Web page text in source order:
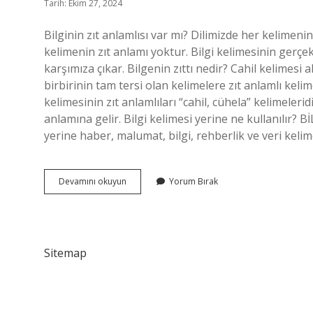
Tarih: Ekim 27, 2024
Bilginin zıt anlamlısı var mı? Dilimizde her
kelimenin zıt anlamı yoktur. Bilgi kelimesinin
karşımıza çıkar. Bilgenin zıttı nedir? Cahil kelimesi
birbirinin tam tersi olan kelimelere zıt anlamlı
kelimesinin zıt anlamlıları “cahil, cühela”
anlamına gelir. Bilgi kelimesi yerine ne kullanılır?
yerine haber, malumat, bilgi, rehberlik ve veri
Devamını okuyun
Zıt
Yorum Bırak
Sitemap